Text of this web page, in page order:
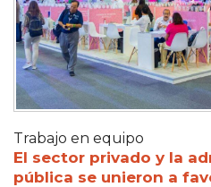
Trabajo en equipo
El sector privado y la
pública se unieron a